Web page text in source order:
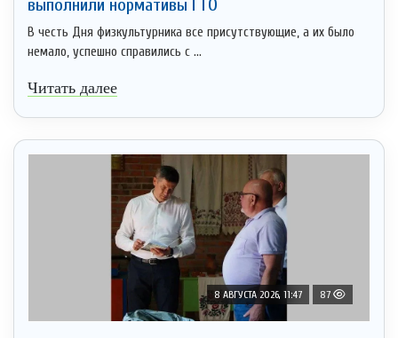
выполнили нормативы ГТО
В честь Дня физкультурника все присутствующие, а их было
немало, успешно справились с ...
Читать далее
8 АВГУСТА 2026, 11:47 87